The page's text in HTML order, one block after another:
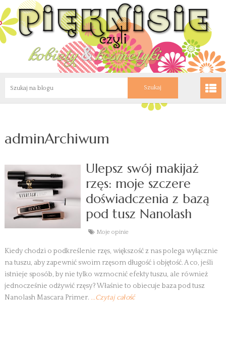
adminArchiwum
Ulepsz swój makijaż
rzęs: moje szczere
doświadczenia z bazą
pod tusz Nanolash
Moje opinie
Kiedy chodzi o podkreślenie rzęs, większość z nas polega wyłącznie
na tuszu, aby zapewnić swoim rzęsom długość i objętość. A co, jeśli
istnieje sposób, by nie tylko wzmocnić efekty tuszu, ale również
jednocześnie odżywić rzęsy? Właśnie to obiecuje baza pod tusz
Nanolash Mascara Primer. ...Czytaj całość